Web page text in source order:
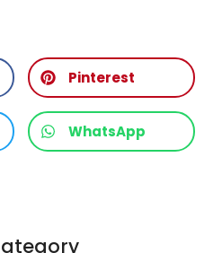
Pinterest
WhatsApp